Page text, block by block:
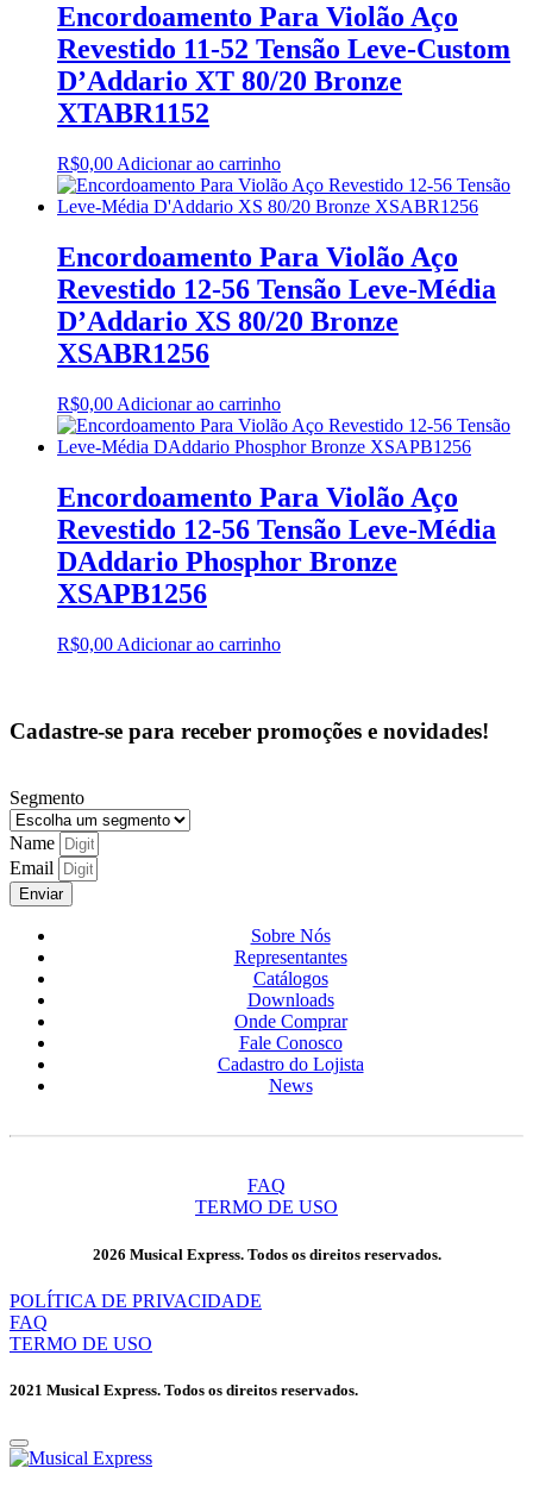
Encordoamento Para Violão Aço
Revestido 11-52 Tensão Leve-Custom
D’Addario XT 80/20 Bronze
XTABR1152
R$0,00 Adicionar ao carrinho
Encordoamento Para Violão Aço
Revestido 12-56 Tensão Leve-Média
D’Addario XS 80/20 Bronze
XSABR1256
R$0,00 Adicionar ao carrinho
Encordoamento Para Violão Aço
Revestido 12-56 Tensão Leve-Média
DAddario Phosphor Bronze
XSAPB1256
R$0,00 Adicionar ao carrinho
Cadastre-se para receber promoções e novidades!
Segmento
Name
Email
Enviar
Sobre Nós
Representantes
Catálogos
Downloads
Onde Comprar
Fale Conosco
Cadastro do Lojista
News
FAQ
TERMO DE USO
2026 Musical Express. Todos os direitos reservados.
POLÍTICA DE PRIVACIDADE
FAQ
TERMO DE USO
2021 Musical Express. Todos os direitos reservados.